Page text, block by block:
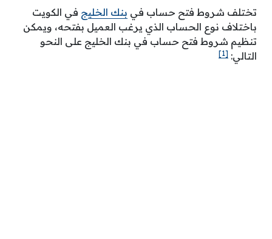
تختلف شروط فتح حساب في بنك الخليج في الكويت
باختلاف نوع الحساب الذي يرغب العميل بفتحه، ويمكن
تنظيم شروط فتح حساب في بنك الخليج على النحو
التالي: [1]